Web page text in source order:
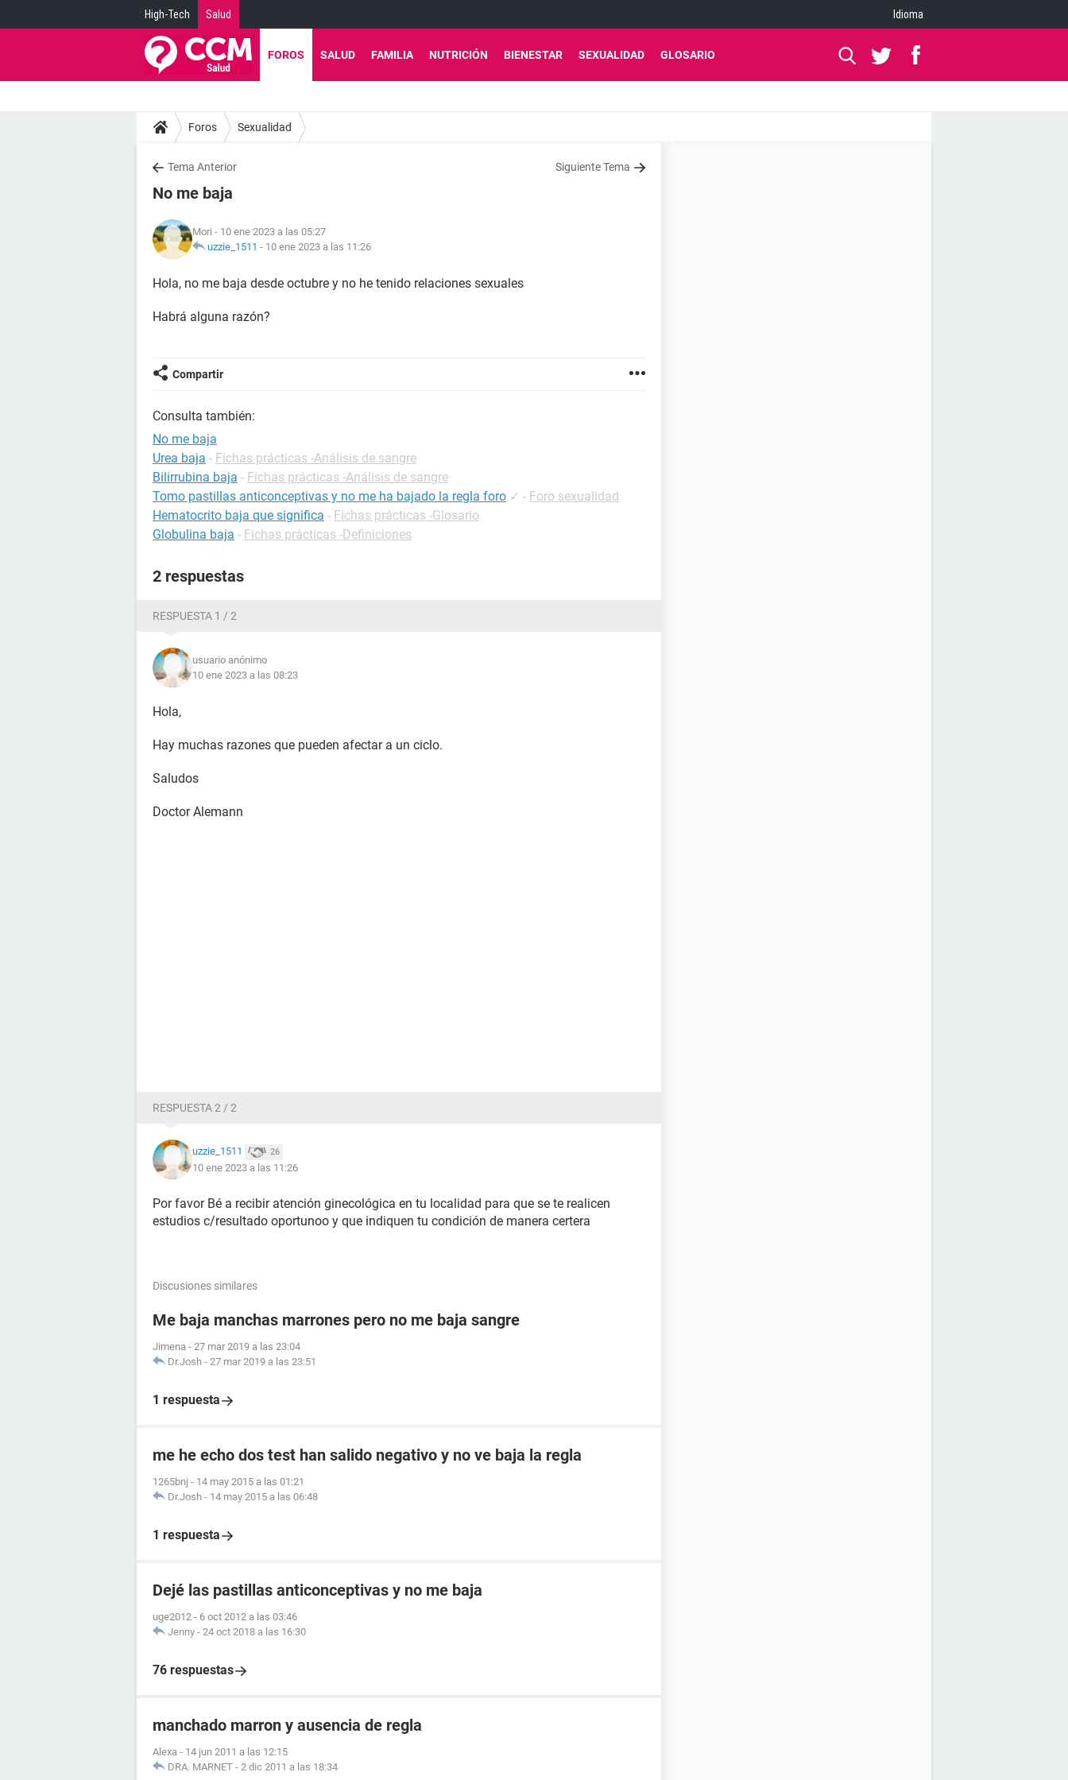
High-Tech Salud Idioma
FOROS SALUD FAMILIA NUTRICIÓN BIENESTAR SEXUALIDAD GLOSARIO
Foros Sexualidad
Tema Anterior Siguiente Tema
No me baja
Mori - 10 ene 2023 a las 05:27
uzzie_1511 - 10 ene 2023 a las 11:26
Hola, no me baja desde octubre y no he tenido relaciones sexuales
Habrá alguna razón?
Compartir
Consulta también:
No me baja
Urea baja - Fichas prácticas -Análisis de sangre
Bilirrubina baja - Fichas prácticas -Análisis de sangre
Tomo pastillas anticonceptivas y no me ha bajado la regla foro ✓ - Foro sexualidad
Hematocrito baja que significa - Fichas prácticas -Glosario
Globulina baja - Fichas prácticas -Definiciones
2 respuestas
RESPUESTA 1 / 2
usuario anónimo
10 ene 2023 a las 08:23
Hola,
Hay muchas razones que pueden afectar a un ciclo.
Saludos
Doctor Alemann
RESPUESTA 2 / 2
uzzie_1511 26
10 ene 2023 a las 11:26
Por favor Bé a recibir atención ginecológica en tu localidad para que se te realicen
estudios c/resultado oportunoo y que indiquen tu condición de manera certera
Discusiones similares
Me baja manchas marrones pero no me baja sangre
Jimena - 27 mar 2019 a las 23:04
Dr.Josh - 27 mar 2019 a las 23:51
1 respuesta
me he echo dos test han salido negativo y no ve baja la regla
1265bnj - 14 may 2015 a las 01:21
Dr.Josh - 14 may 2015 a las 06:48
1 respuesta
Dejé las pastillas anticonceptivas y no me baja
uge2012 - 6 oct 2012 a las 03:46
Jenny - 24 oct 2018 a las 16:30
76 respuestas
manchado marron y ausencia de regla
Alexa - 14 jun 2011 a las 12:15
DRA. MARNET - 2 dic 2011 a las 18:34